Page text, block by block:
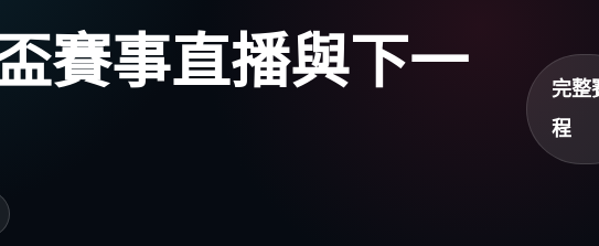
賽事直播與下一
完整
程